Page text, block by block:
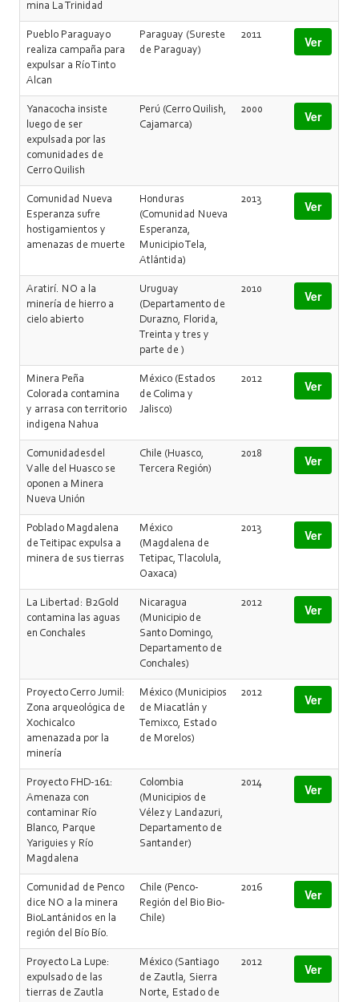
mina La Trinidad
Pueblo Paraguayo
realiza campaña para
expulsar a Río Tinto
Alcan
Paraguay (Sureste
de Paraguay)
2011 Ver
Yanacocha insiste
luego de ser
expulsada por las
comunidades de
Cerro Quilish
Perú (Cerro Quilish,
Cajamarca)
2000 Ver
Comunidad Nueva
Esperanza sufre
hostigamientos y
amenazas de muerte
Honduras
(Comunidad Nueva
Esperanza,
Municipio Tela,
Atlántida)
2013 Ver
Aratirí. NO a la
minería de hierro a
cielo abierto
Uruguay
(Departamento de
Durazno, Florida,
Treinta y tres y
parte de )
2010 Ver
Minera Peña
Colorada contamina
y arrasa con territorio
indigena Nahua
México (Estados
de Colima y
Jalisco)
2012 Ver
Comunidadesdel
Valle del Huasco se
oponen a Minera
Nueva Unión
Chile (Huasco,
Tercera Región)
2018 Ver
Poblado Magdalena
de Teitipac expulsa a
minera de sus tierras
México
(Magdalena de
Tetipac, Tlacolula,
Oaxaca)
2013 Ver
La Libertad: B2Gold
contamina las aguas
en Conchales
Nicaragua
(Municipio de
Santo Domingo,
Departamento de
Conchales)
2012 Ver
Proyecto Cerro Jumil:
Zona arqueológica de
Xochicalco
amenazada por la
minería
México (Municipios
de Miacatlán y
Temixco, Estado
de Morelos)
2012 Ver
Proyecto FHD-161:
Amenaza con
contaminar Río
Blanco, Parque
Yariguies y Río
Magdalena
Colombia
(Municipios de
Vélez y Landazuri,
Departamento de
Santander)
2014 Ver
Comunidad de Penco
dice NO a la minera
BioLantánidos en la
región del Bío Bío.
Chile (Penco-
Región del Bio Bio-
Chile)
2016 Ver
Proyecto La Lupe:
expulsado de las
tierras de Zautla
México (Santiago
de Zautla, Sierra
Norte, Estado de
2012 Ver